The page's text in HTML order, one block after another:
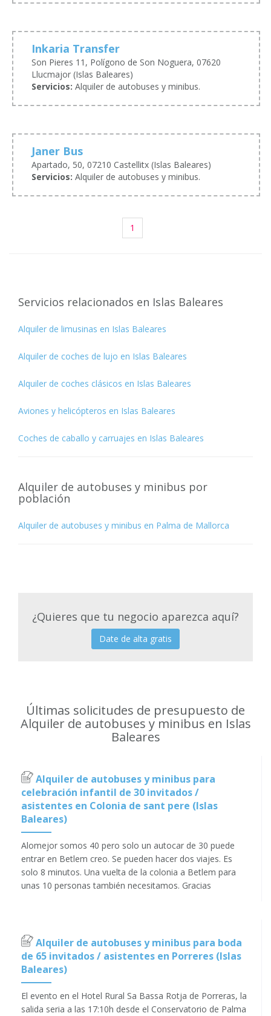
Inkaria Transfer
Son Pieres 11, Polígono de Son Noguera, 07620
Llucmajor (Islas Baleares)
Servicios: Alquiler de autobuses y minibus.
Janer Bus
Apartado, 50, 07210 Castellitx (Islas Baleares)
Servicios: Alquiler de autobuses y minibus.
1
Servicios relacionados en Islas Baleares
Alquiler de limusinas en Islas Baleares
Alquiler de coches de lujo en Islas Baleares
Alquiler de coches clásicos en Islas Baleares
Aviones y helicópteros en Islas Baleares
Coches de caballo y carruajes en Islas Baleares
Alquiler de autobuses y minibus por
población
Alquiler de autobuses y minibus en Palma de Mallorca
¿Quieres que tu negocio aparezca aquí?
Date de alta gratis
Últimas solicitudes de presupuesto de
Alquiler de autobuses y minibus en Islas
Baleares
Alquiler de autobuses y minibus para
celebración infantil de 30 invitados /
asistentes en Colonia de sant pere (Islas
Baleares)
Alomejor somos 40 pero solo un autocar de 30 puede
entrar en Betlem creo. Se pueden hacer dos viajes. Es
solo 8 minutos. Una vuelta de la colonia a Betlem para
unas 10 personas también necesitamos. Gracias
Alquiler de autobuses y minibus para boda
de 65 invitados / asistentes en Porreres (Islas
Baleares)
El evento en el Hotel Rural Sa Bassa Rotja de Porreras, la
salida seria a las 17:10h desde el Conservatorio de Palma